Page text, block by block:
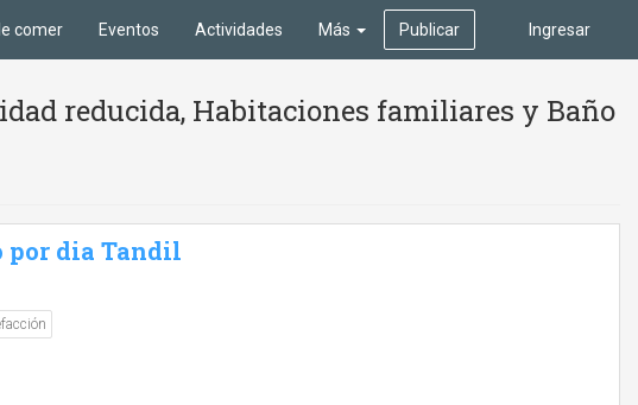
Ingresar
comer Eventos Actividades Más Publicar
reducida, Habitaciones familiares y Baño
por dia Tandil